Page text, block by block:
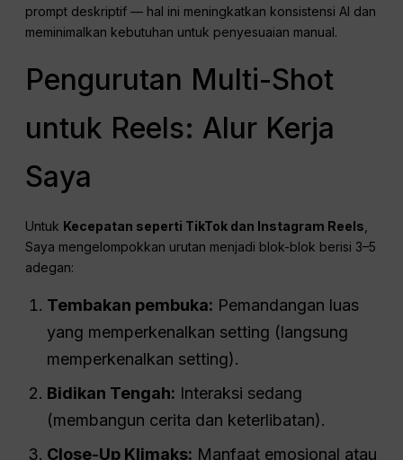
prompt deskriptif — hal ini meningkatkan konsistensi AI dan
meminimalkan kebutuhan untuk penyesuaian manual.
Pengurutan Multi-Shot
untuk Reels: Alur Kerja
Saya
Untuk Kecepatan seperti TikTok dan Instagram Reels
Saya mengelompokkan urutan menjadi blok-blok berisi 3–5
adegan:
Tembakan pembuka: Pemandangan luas
yang memperkenalkan setting (langsung
memperkenalkan setting).
Bidikan Tengah: Interaksi sedang
(membangun cerita dan keterlibatan).
Close-Up Klimaks: Manfaat emosional atau